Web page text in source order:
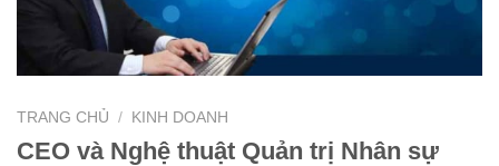
TRANG CHỦ / KINH DOANH
CEO và Nghệ thuật Quản trị Nhân sự